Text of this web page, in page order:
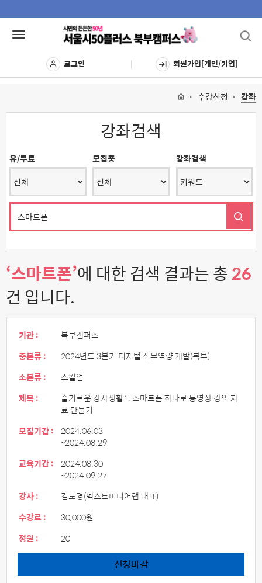
Toggle
로그인 회원가입[개인/기업]
수강신청 강좌
강좌검색
유/무료 모집중 강좌검색
‘스마트폰’에 대한 검색 결과는 총26
건 입니다.
기관 :
북부캠퍼스
중분류 :
2024년도 3분기 디지털 직무역량 개발(북부)
소분류 :
스킬업
제목 :
슬기로운 강사생활1: 스마트폰 하나로 동영상 강의 자
료 만들기
모집기간 : 2024.06.03
~2024.08.29
교육기간 : 2024.08.30
~2024.09.27
강사 :
김도경(넥스트미디어랩 대표)
수강료 :
30,000원
정원 :
20
신청마감